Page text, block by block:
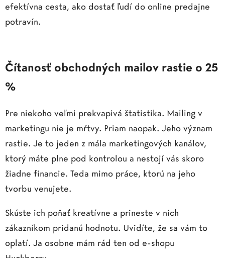
efektívna cesta, ako dostať ľudí do online predajne
potravín.
Čítanosť obchodných mailov rastie o 25
%
Pre niekoho veľmi prekvapivá štatistika. Mailing v
marketingu nie je mŕtvy. Priam naopak. Jeho význam
rastie. Je to jeden z mála marketingových kanálov,
ktorý máte plne pod kontrolou a nestojí vás skoro
žiadne financie. Teda mimo práce, ktorú na jeho
tvorbu venujete.
Skúste ich poňať kreatívne a prineste v nich
zákazníkom pridanú hodnotu. Uvidíte, že sa vám to
oplatí. Ja osobne mám rád ten od e-shopu